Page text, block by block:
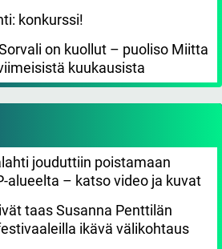
konkurssi!
on kuollut – puoliso Miitta
kuukausista
jouduttiin poistamaan
alueelta – katso video ja kuvat
taas Susanna Penttilän
ikävä välikohtaus